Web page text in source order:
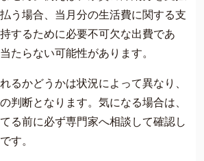
う場合、当月分の生活費に関する支
するために必要不可欠な出費であ
たらない可能性があります。
るかどうかは状況によって異なり、
判断となります。気になる場合は、
る前に必ず専門家へ相談して確認し
す。